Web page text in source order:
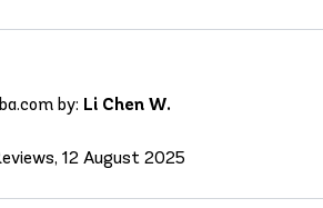
by: Li Chen W.
12 August 2025